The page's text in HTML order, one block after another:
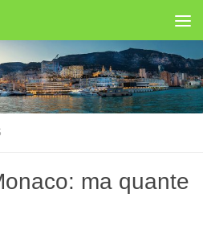
ma quante